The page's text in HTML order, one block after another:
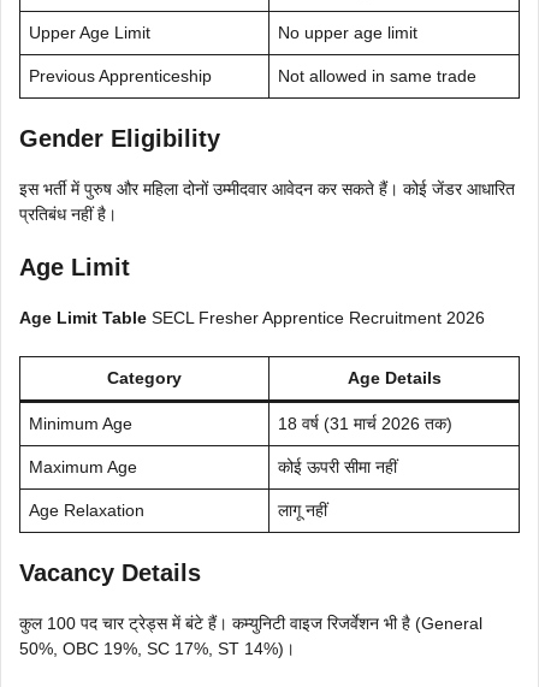
Upper Age Limit No upper age limit
Previous Apprenticeship Not allowed in same trade
Gender Eligibility
इस भर्ती में पुरुष और महिला दोनों उम्मीदवार आवेदन कर सकते हैं। कोई जेंडर आधारित
प्रतिबंध नहीं है।
Age Limit
Age Limit Table SECL Fresher Apprentice Recruitment 2026
Category Age Details
Minimum Age 18 वर्ष (31 मार्च 2026 तक)
Maximum Age कोई ऊपरी सीमा नहीं
Age Relaxation लागू नहीं
Vacancy Details
कुल 100 पद चार ट्रेड्स में बंटे हैं। कम्युनिटी वाइज रिजर्वेशन भी है (General
50%, OBC 19%, SC 17%, ST 14%)।